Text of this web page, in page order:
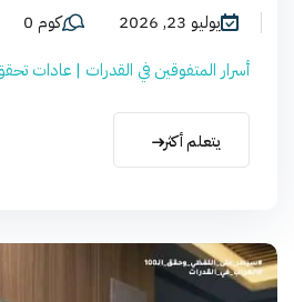
يوليو 23, 2026
كوم 0
أسرار المتفوقين في القدرات | عادات
يتعلم أكثر